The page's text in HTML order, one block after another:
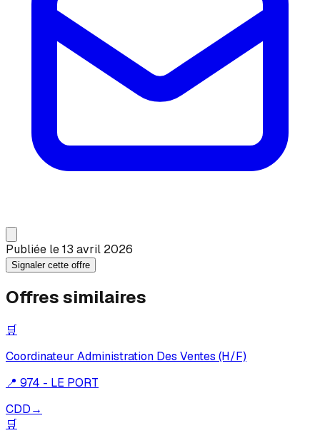
Publiée le13 avril 2026
Signaler cette offre
Offres similaires
🛒
Coordinateur Administration Des Ventes (H/F)
📍 974 - LE PORT
CDD→
🛒